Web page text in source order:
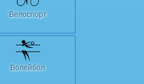
Велоспорт
Волейбол